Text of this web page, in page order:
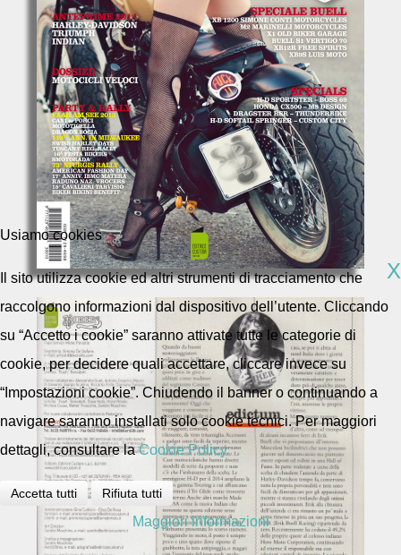
Usiamo cookies
X
Il sito utilizza cookie ed altri strumenti di tracciamento che
raccolgono informazioni dal dispositivo dell’utente. Cliccando
su “Accetto i cookie” saranno attivate tutte le categorie di
cookie, per decidere quali accettare, cliccare invece su
“Impostazioni cookie”. Chiudendo il banner o continuando a
navigare saranno installati solo cookie tecnici. Per maggiori
dettagli, consultare laCookie Policy
Accetta tutti Rifiuta tutti
Maggiori informazioni